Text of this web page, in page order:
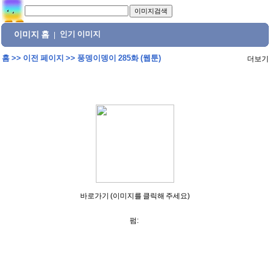
이미지 홈 인기 이미지
홈>> 이전 페이지 >> 풍뎅이뎅이 285화 (웹툰) 더보기
바로가기 (이미지를 클릭해 주세요)
펌: